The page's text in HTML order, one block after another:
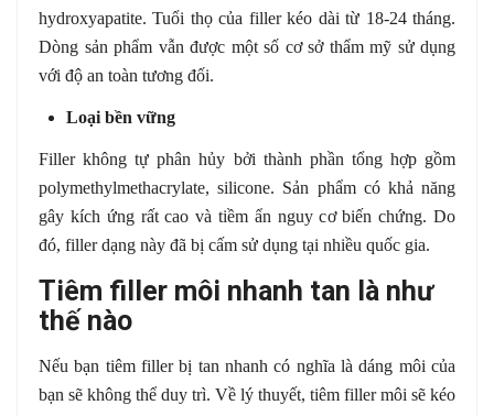
hydroxyapatite. Tuổi thọ của filler kéo dài từ 18-24 tháng.
Dòng sản phẩm vẫn được một số cơ sở thẩm mỹ sử dụng
với độ an toàn tương đối.
Loại bền vững
Filler không tự phân hủy bởi thành phần tổng hợp gồm
polymethylmethacrylate, silicone. Sản phẩm có khả năng
gây kích ứng rất cao và tiềm ẩn nguy cơ biến chứng. Do
đó, filler dạng này đã bị cấm sử dụng tại nhiều quốc gia.
Tiêm filler môi nhanh tan là như
thế nào
Nếu bạn tiêm filler bị tan nhanh có nghĩa là dáng môi của
bạn sẽ không thể duy trì. Về lý thuyết, tiêm filler môi sẽ kéo